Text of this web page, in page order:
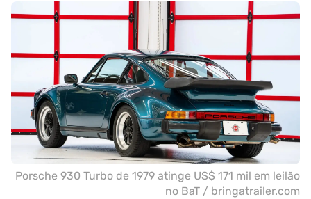
Porsche 930 Turbo de 1979 atinge US$ 171 mil em leilão
no BaT / bringatrailer.com